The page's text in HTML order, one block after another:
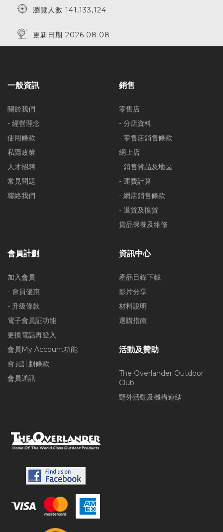
瀏覽人數 141,133,124
更新日期 2026.08.08
一般資訊
關於我們
- 經營理念
使用條款
私隱政策
人才招聘
常見問題
聯絡我們
銷售
零售店
- 分店資料
- 零售店銷售條款
網上店
- 銷售貨品及地區
- 運費計算
- 網店銷售條款
- 退貨及換貨
貨品保養及維修
會員計劃
加入會員
- 會員優惠
- 升級條款
電子會員証功能
更換電話再登入
會員My Account功能
會員計劃條款
會員通訊
資訊中心
產品目錄下載
影片分享
材料說明
選購指南
活動及贊助
The Overlander Outdoor
Club
野外活動及機構連結